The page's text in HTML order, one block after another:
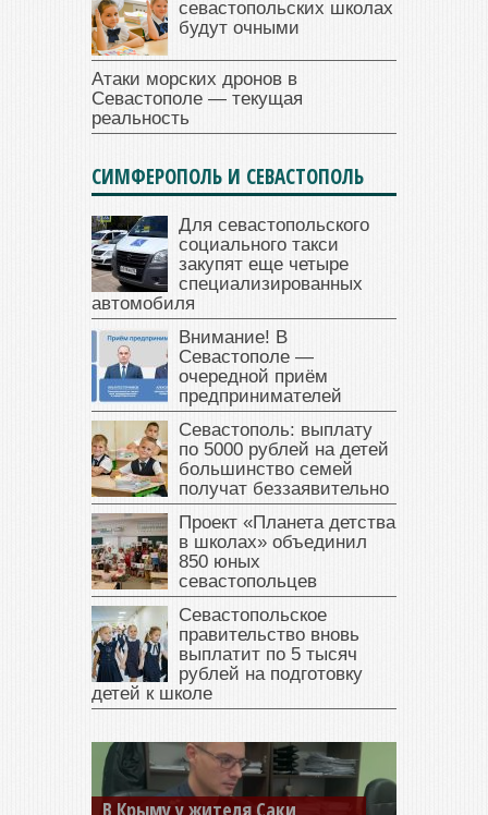
севастопольских школах
будут очными
Атаки морских дронов в
Севастополе — текущая
реальность
СИМФЕРОПОЛЬ И СЕВАСТОПОЛЬ
Для севастопольского
социального такси
закупят еще четыре
специализированных
автомобиля
Внимание! В
Севастополе —
очередной приём
предпринимателей
Севастополь: выплату
по 5000 рублей на детей
большинство семей
получат беззаявительно
Проект «Планета детства
в школах» объединил
850 юных
севастопольцев
Севастопольское
правительство вновь
выплатит по 5 тысяч
рублей на подготовку
детей к школе
В Крыму у жителя Саки